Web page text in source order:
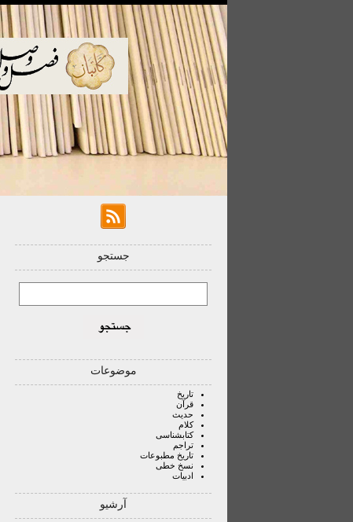
جستجو
موضوعات
تاریخ
قرآن
حدیث
کلام
کتابشناسی
تراجم
تاریخ مطبوعات
نسخ خطی
ادبیات
آرشیو